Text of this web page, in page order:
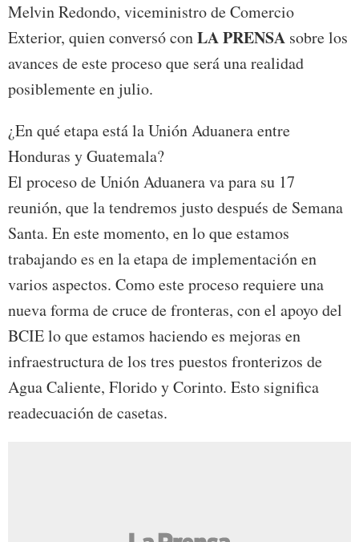
Melvin Redondo, viceministro de Comercio
Exterior, quien conversó conLA PRENSA sobre los
avances de este proceso que será una realidad
posiblemente en julio.
¿En qué etapa está la Unión Aduanera entre
Honduras y Guatemala?
El proceso de Unión Aduanera va para su 17
reunión, que la tendremos justo después de Semana
Santa. En este momento, en lo que estamos
trabajando es en la etapa de implementación en
varios aspectos. Como este proceso requiere una
nueva forma de cruce de fronteras, con el apoyo del
BCIE lo que estamos haciendo es mejoras en
infraestructura de los tres puestos fronterizos de
Agua Caliente, Florido y Corinto. Esto significa
readecuación de casetas.